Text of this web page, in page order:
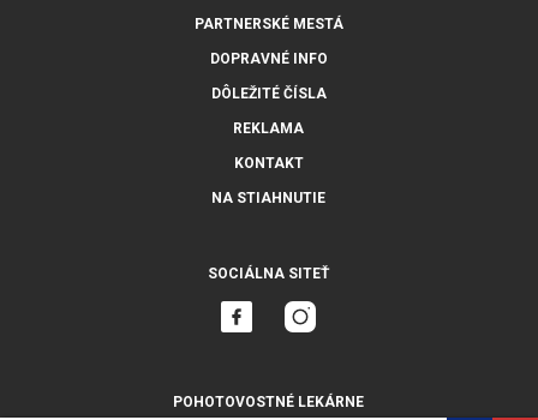
PARTNERSKÉ MESTÁ
DOPRAVNÉ INFO
DÔLEŽITÉ ČÍSLA
REKLAMA
KONTAKT
NA STIAHNUTIE
SOCIÁLNA SITEŤ
POHOTOVOSTNÉ LEKÁRNE